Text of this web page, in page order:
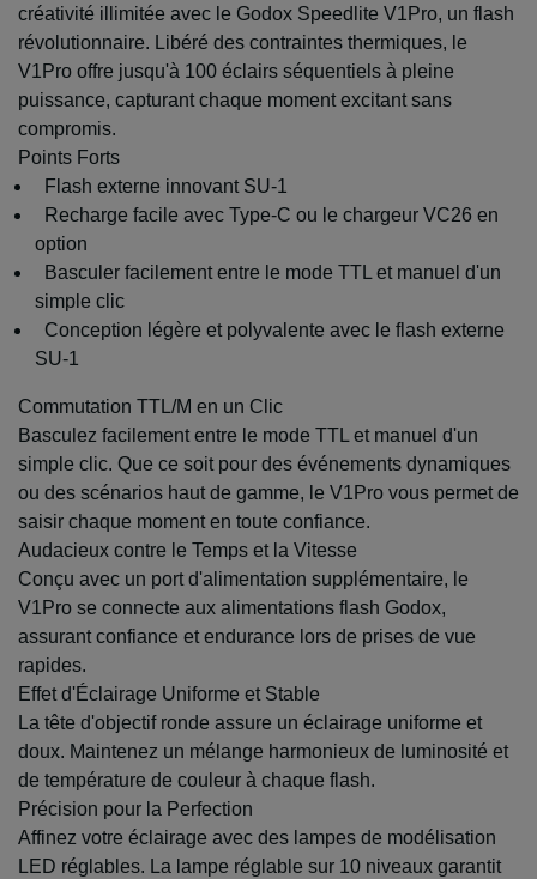
créativité illimitée avec le Godox Speedlite V1Pro, un flash
révolutionnaire. Libéré des contraintes thermiques, le
V1Pro offre jusqu'à 100 éclairs séquentiels à pleine
puissance, capturant chaque moment excitant sans
compromis.
Points Forts
Flash externe innovant SU-1
Recharge facile avec Type-C ou le chargeur VC26 en
option
Basculer facilement entre le mode TTL et manuel d'un
simple clic
Conception légère et polyvalente avec le flash externe
SU-1
Commutation TTL/M en un Clic
Basculez facilement entre le mode TTL et manuel d'un
simple clic. Que ce soit pour des événements dynamiques
ou des scénarios haut de gamme, le V1Pro vous permet de
saisir chaque moment en toute confiance.
Audacieux contre le Temps et la Vitesse
Conçu avec un port d'alimentation supplémentaire, le
V1Pro se connecte aux alimentations flash Godox,
assurant confiance et endurance lors de prises de vue
rapides.
Effet d'Éclairage Uniforme et Stable
La tête d'objectif ronde assure un éclairage uniforme et
doux. Maintenez un mélange harmonieux de luminosité et
de température de couleur à chaque flash.
Précision pour la Perfection
Affinez votre éclairage avec des lampes de modélisation
LED réglables. La lampe réglable sur 10 niveaux garantit